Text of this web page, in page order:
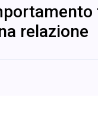
relazione